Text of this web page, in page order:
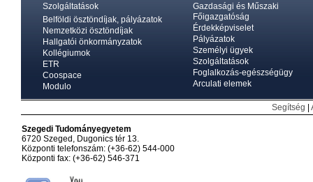
Szolgáltatások
Belföldi ösztöndíjak, pályázatok
Nemzetközi ösztöndíjak
Hallgatói önkormányzatok
Kollégiumok
ETR
Coospace
Modulo
Gazdasági és Műszaki
Főigazgatóság
Érdekképviselet
Pályázatok
Személyi ügyek
Szolgáltatások
Foglalkozás-egészségügy
Arculati elemek
Segítség
Szegedi Tudományegyetem
6720 Szeged, Dugonics tér 13.
Központi telefonszám: (+36-62) 544-000
Központi fax: (+36-62) 546-371